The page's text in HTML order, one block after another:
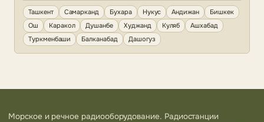
Ташкент Самарканд Бухара Нукус Андижан
Бишкек
Ош
Каракол Душанбе Худжанд Куляб
Ашхабад
Туркменбаши
Балканабад Дашогуз
Морское и речное радиооборудование. Радиостанции